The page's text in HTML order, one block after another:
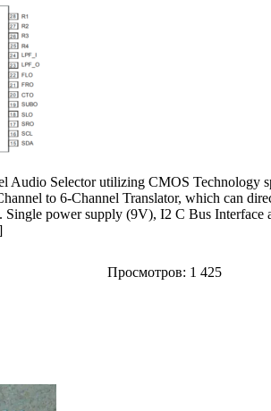
Audio Selector utilizing CMOS Technology
to 6-Channel Translator, which can
Single power supply (9V), I2 C Bus
Просмотров: 1 425